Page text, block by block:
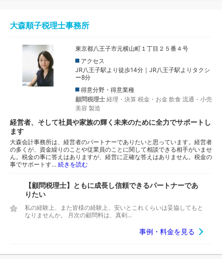
大森順子税理士事務所
東京都八王子市元横山町１丁目２５番４号
アクセス
JR八王子駅より徒歩14分｜JR八王子駅よりタクシ
ー8分
得意分野・得意業種
顧問税理士 経理・決算 税金・お金 飲食 流通・小売
美容 製造
経営者、そして社員や家族の輝く未来のために全力でサポートし
ます
大森会計事務所は、経営者のパートナーでありたいと思っています。経営者
の多くが、資金繰りのことや従業員のことに関して相談できる相手がいませ
ん。税金の事に答えはありますが、経営に正確な答えはありません。税金の
事でサポートす… 続きを読む
【顧問税理士】ともに成長し信頼できるパートナーであ
りたい
私の経験上、また皆様の経験上、安いとこれくらいは妥協してもと
なりませんか。 月次の顧問料は、真剣...
事例・料金を見る